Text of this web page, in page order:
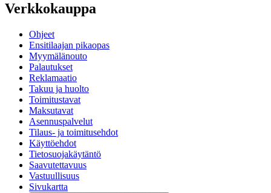
Verkkokauppa
Ohjeet
Ensitilaajan pikaopas
Myymälänouto
Palautukset
Reklamaatio
Takuu ja huolto
Toimitustavat
Maksutavat
Asennuspalvelut
Tilaus- ja toimitusehdot
Käyttöehdot
Tietosuojakäytäntö
Saavutettavuus
Vastuullisuus
Sivukartta